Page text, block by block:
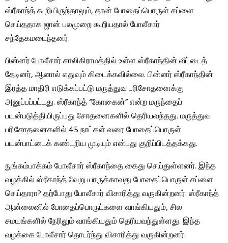
ஸ்ரீகாந்த் கூறியிருந்தாலும், தான் போதைப்பொருள் சப்ளை
செய்ததாக ஜான் பலமுறை கூறியதால் போலீசார்
சந்தேகமடைந்தனர்.
பின்னர் போலீசார் சாலிகிராமத்தில் உள்ள ஸ்ரீகாந்தின் வீட்டைத்
தேடினர், ஆனால் எதுவும் கிடைக்கவில்லை. பின்னர் ஸ்ரீகாந்தின்
இரத்த மாதிரி எடுக்கப்பட்டு மருத்துவ பரிசோதனைக்கு
அனுப்பப்பட்டது. ஸ்ரீகாந்த் “கோகைன்” என்ற மருந்தைப்
பயன்படுத்தியிருப்பது சோதனைகளில் தெரியவந்தது. மருத்துவ
பரிசோதனைகளில் 45 நாட்கள் வரை போதைப்பொருள்
பயன்பாட்டைக் கண்டறிய முடியும் என்பது குறிப்பிடத்தக்கது.
நுங்கம்பாக்கம் போலீசார் ஸ்ரீகாந்தை கைது செய்துள்ளனர். இந்த
வழக்கில் ஸ்ரீகாந்த் வேறு யாருக்காவது போதைப்பொருள் சப்ளை
செய்தாரா? தற்போது போலீசார் விசாரித்து வருகின்றனர். ஸ்ரீகாந்த்
ஆன்லைனில் போதைப்பொருட்களை வாங்கியதும், சில
சமயங்களில் நேரிலும் வாங்கியதும் தெரியவந்துள்ளது. இந்த
வழக்கை போலீசார் தொடர்ந்து விசாரித்து வருகின்றனர்.